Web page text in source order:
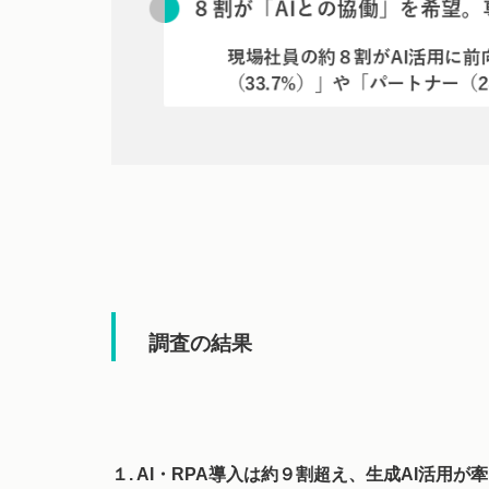
調査の結果
１. AI・RPA導入は約９割超え、生成AI活用が